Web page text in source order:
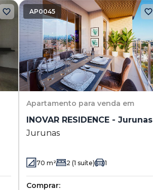
AP0045
Apartamento para venda em
INOVAR RESIDENCE - Jurunas
Jurunas
70 m² 2 (1 suíte) 1
Comprar: